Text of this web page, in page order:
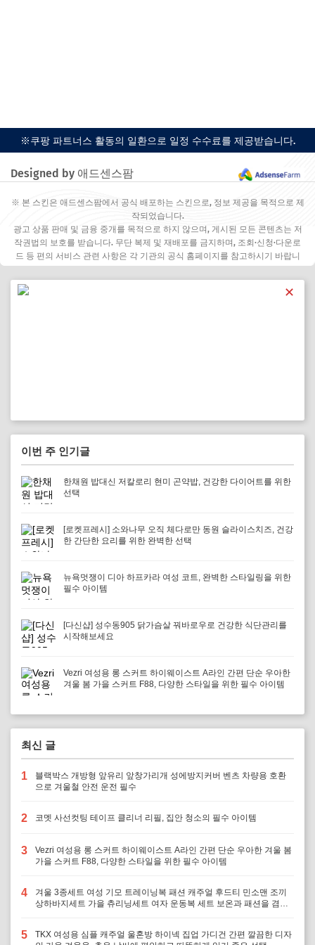
※쿠팡 파트너스 활동의 일환으로 일정 수수료를 제공받습니다.
Designed by 애드센스팜
※ 본 스킨은 애드센스팜에서 공식 배포하는 스킨으로, 정보 제공을 목적으로 제
작되었습니다.
광고 상품 판매 및 금융 중개를 목적으로 하지 않으며, 게시된 모든 콘텐츠는 저
작권법의 보호를 받습니다. 무단 복제 및 재배포를 금지하며, 조회·신청·다운로
드 등 편의 서비스 관련 사항은 각 기관의 공식 홈페이지를 참고하시기 바랍니
✕
이번 주 인기글
한채원 밥대신 저칼로리 현미 곤약밥, 건강한 다이어트를 위한
선택
[로켓프레시] 소와나무 오직 체다로만 동원 슬라이스치즈, 건강
한 간단한 요리를 위한 완벽한 선택
뉴욕멋쟁이 디아 하프카라 여성 코트, 완벽한 스타일링을 위한
필수 아이템
[다신샵] 성수동905 닭가슴살 꿔바로우로 건강한 식단관리를
시작해보세요
Vezri 여성용 롱 스커트 하이웨이스트 A라인 간편 단순 우아한
겨울 봄 가을 스커트 F88, 다양한 스타일을 위한 필수 아이템
최신 글
1
블랙박스 개방형 앞유리 앞창가리개 성에방지커버 벤츠 차량용 호환
으로 겨울철 안전 운전 필수
2 코멧 사선컷팅 테이프 클리너 리필, 집안 청소의 필수 아이템
3
Vezri 여성용 롱 스커트 하이웨이스트 A라인 간편 단순 우아한 겨울 봄
가을 스커트 F88, 다양한 스타일을 위한 필수 아이템
4
겨울 3종세트 여성 기모 트레이닝복 패션 캐주얼 후드티 민소맨 조끼
상하바지세트 가을 츄리닝세트 여자 운동복 세트 보온과 패션을 겸비,
5
TKX 여성용 심플 캐주얼 울혼방 하이넥 집업 가디건 간편 깔끔한 디자